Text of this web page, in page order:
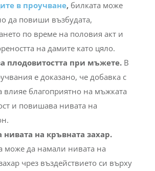
да повиши възбудата,
по време на половия акт и
на дамите като цяло.
плодовитостта при мъжете.
е доказано, че добавка с
влияе благоприятно на мъжката
и повишава нивата на
на кръвната захар.
може да намали нивата на
чрез въздействието си върху
на инсулин и способността на